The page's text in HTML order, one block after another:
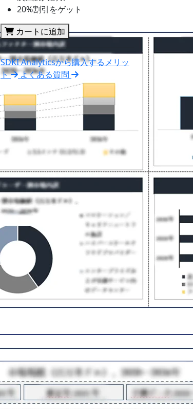
20%割引をゲット
カートに追加
SDKI Analyticsから購入するメリッ
ト
よくある質問